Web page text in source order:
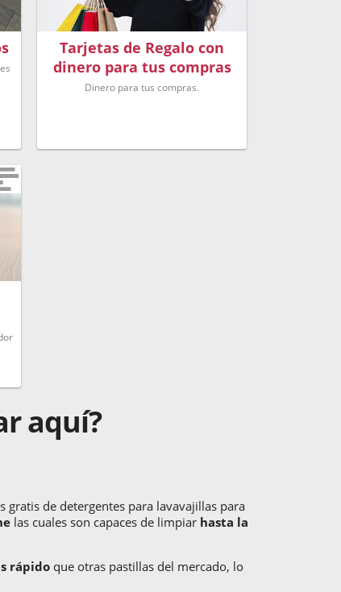
Tarjetas de Regalo con
dinero para tus compras
Dinero para tus compras.
aquí?
gratis de detergentes para lavavajillas para
las cuales son capaces de limpiar hasta la
rápido que otras pastillas del mercado, lo